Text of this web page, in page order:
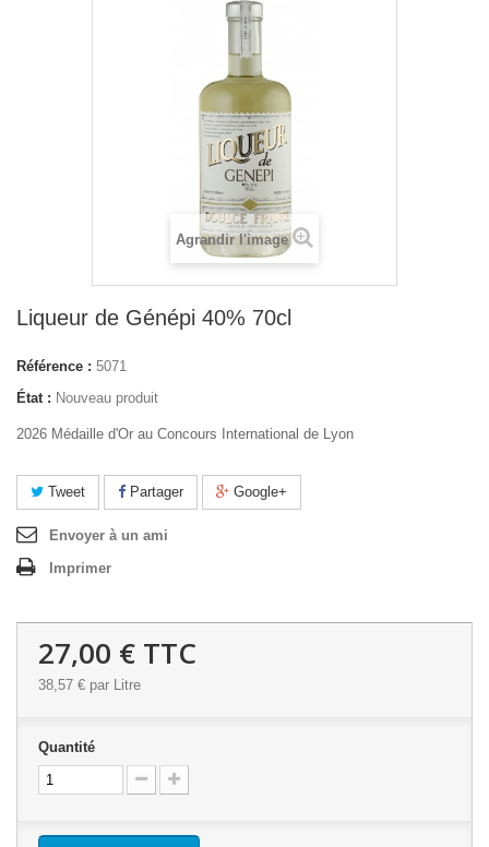
Agrandir l'image
Liqueur de Génépi 40% 70cl
Référence : 5071
État : Nouveau produit
2026 Médaille d'Or au Concours International de Lyon
Tweet Partager Google+
Envoyer à un ami
Imprimer
27,00 € TTC
38,57 € par Litre
Quantité